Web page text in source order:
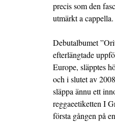
precis som den
utmärkt a cappella.
Debutalbumet
efterlängtade
Europe, släpptes
och i slutet av
släppa ännu ett
reggaeetiketten I
första gången på